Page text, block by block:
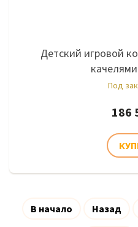
Детский игровой
Под
186
В начало Назад